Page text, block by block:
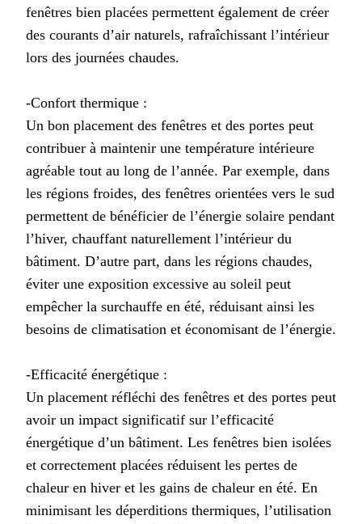
fenêtres bien placées permettent également de créer
des courants d’air naturels, rafraîchissant l’intérieur
lors des journées chaudes.
-Confort thermique :
Un bon placement des fenêtres et des portes peut
contribuer à maintenir une température intérieure
agréable tout au long de l’année. Par exemple, dans
les régions froides, des fenêtres orientées vers le sud
permettent de bénéficier de l’énergie solaire pendant
l’hiver, chauffant naturellement l’intérieur du
bâtiment. D’autre part, dans les régions chaudes,
éviter une exposition excessive au soleil peut
empêcher la surchauffe en été, réduisant ainsi les
besoins de climatisation et économisant de l’énergie.
-Efficacité énergétique :
Un placement réfléchi des fenêtres et des portes peut
avoir un impact significatif sur l’efficacité
énergétique d’un bâtiment. Les fenêtres bien isolées
et correctement placées réduisent les pertes de
chaleur en hiver et les gains de chaleur en été. En
minimisant les déperditions thermiques, l’utilisation